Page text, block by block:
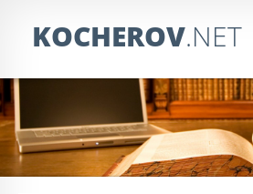
KOCHEROV.NET
СБОР ИНФОРМАЦИИ
ЗАКАЗАТЬ ПАРСЕР
ОБРАБОТКА ПРАЙСОВ